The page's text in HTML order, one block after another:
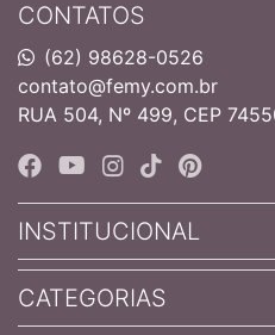
CONTATOS
(62) 98628-0526
contato@femy.com.br
RUA 504, Nº 499, CEP
INSTITUCIONAL
CATEGORIAS